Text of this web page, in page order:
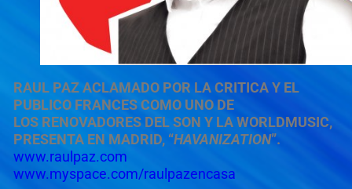
RAUL PAZ ACLAMADO POR LA CRITICA Y EL
PUBLICO FRANCESCOMO UNO DE
LOS RENOVADORES DEL SON Y LA WORLDMUSIC,
PRESENTA EN MADRID, “HAVANIZATION”.
www.raulpaz.com
www.myspace.com/raulpazencasa